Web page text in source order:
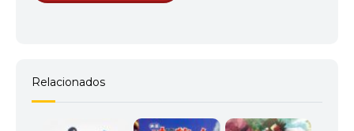
Relacionados